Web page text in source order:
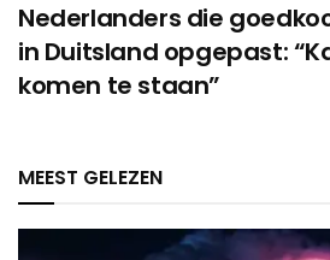
Nederlanders die
in Duitsland opgepast:
komen te staan”
MEEST GELEZEN